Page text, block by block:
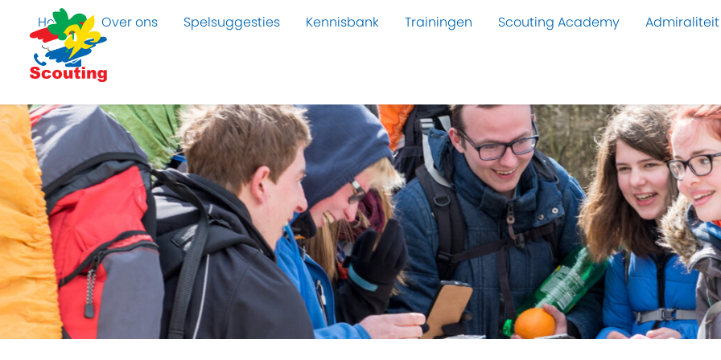
Home Over ons Spelsuggesties Kennisbank Trainingen Scouting Academy Admiraliteit